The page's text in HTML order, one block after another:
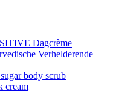
Dagcrème
Verhelderende
body scrub
cream